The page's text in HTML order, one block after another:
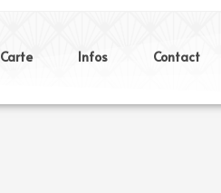
Carte Infos Contact